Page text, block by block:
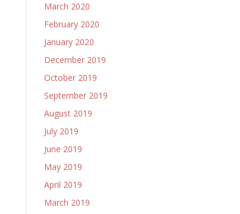
March 2020
February 2020
January 2020
December 2019
October 2019
September 2019
August 2019
July 2019
June 2019
May 2019
April 2019
March 2019